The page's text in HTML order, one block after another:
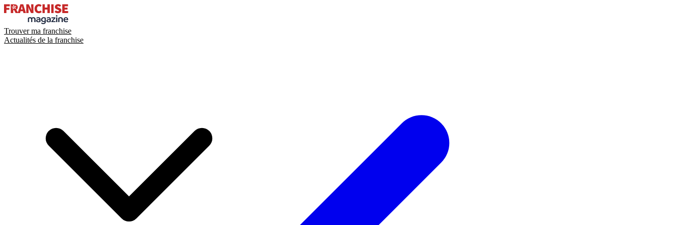
Trouver ma franchise
Actualités de la franchise